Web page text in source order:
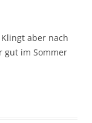
aber nach
gut im Sommer